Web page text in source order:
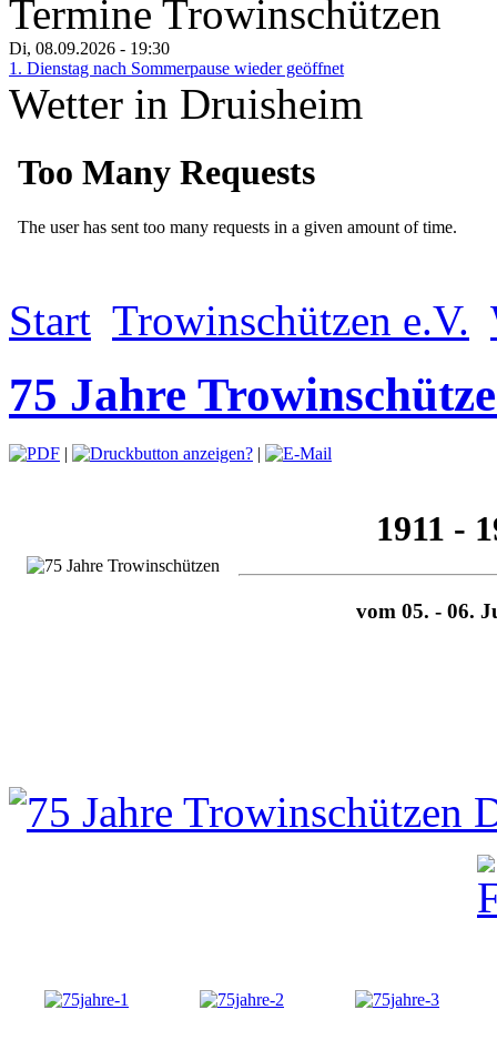
Termine Trowinschützen
Di, 08.09.2026 - 19:30
1. Dienstag nach Sommerpause wieder geöffnet
Wetter in Druisheim
Start Trowinschützen e.V.
75 Jahre
| |
1911 -
vom 05. - 06.